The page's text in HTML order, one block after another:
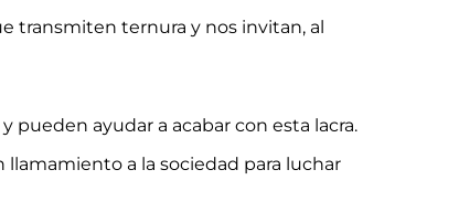
transmiten ternura y nos invitan, al
pueden ayudar a acabar con esta lacra.
llamamiento a la sociedad para luchar